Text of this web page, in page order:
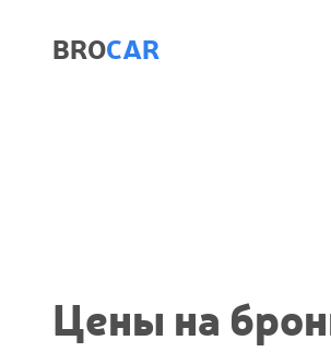
BROCAR
Цены на